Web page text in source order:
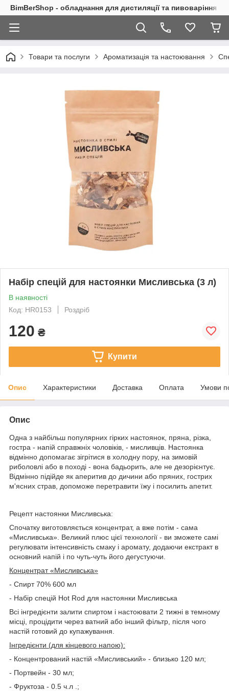
BimBerShop - обладнання для дистиляції та пивоваріння
Товари та послуги Ароматизація та настоювання
Набір спецій для настоянки Мисливська (3 л)
В наявності
Код: HR0153
Роздріб
120 ₴
Купити
Опис Характеристики Доставка Оплата Умови
Опис
Одна з найбільш популярних гірких настоянок, пряна, різка,
гостра - напій справжніх чоловіків, - мисливців. Настоянка
відмінно допомагає зігрітися в холодну пору, на зимовій
риболовлі або в поході - вона бадьорить, але не дезорієнтує.
Відмінно підійде як аперитив до дичини або пряних, гострих
м'ясних страв, допоможе перетравити їжу і посилить апетит.
Рецепт настоянки Мисливська:
Спочатку виготовляється концентрат, а вже потім - сама
«Мисливська». Великий плюс цієї технології - ви зможете самі
регулювати інтенсивність смаку і аромату, додаючи екстракт в
основний напій і по чуть-чуть його дегустуючи.
Концентрат «Мисливська»
- Спирт 70% 600 мл
- Набір спецій Hot Rod для настоянки Мисливська
Всі інгредієнти залити спиртом і настоювати 2 тижні в темному
місці, процідити через ватний або інший фільтр, після чого
настій готовий до купажування.
Інгредієнти (для кінцевого напою):
- Концентрований настій «Мисливський» - близько 120 мл;
- Портвейн - 30 мл;
- Фруктоза - 0.5 ч.л .;